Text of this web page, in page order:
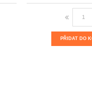
PŘIDAT DO